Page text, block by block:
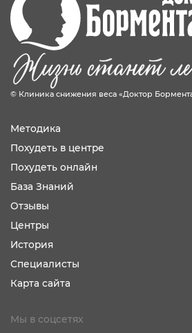
© Клиника снижения веса «Доктор
Методика
Похудеть в центре
Похудеть онлайн
База Знаний
Отзывы
Центры
История
Специалисты
Карта сайта
Мы в соцсетях